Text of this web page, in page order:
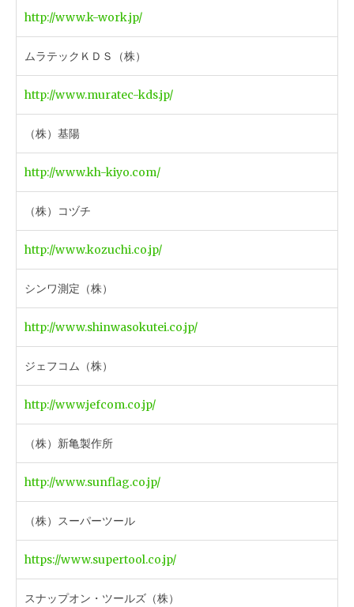
http://www.k-work.jp/
ムラテックＫＤＳ（株）
http://www.muratec-kds.jp/
（株）基陽
http://www.kh-kiyo.com/
（株）コヅチ
http://www.kozuchi.co.jp/
シンワ測定（株）
http://www.shinwasokutei.co.jp/
ジェフコム（株）
http://www.jefcom.co.jp/
（株）新亀製作所
http://www.sunflag.co.jp/
（株）スーパーツール
https://www.supertool.co.jp/
スナップオン・ツールズ（株）